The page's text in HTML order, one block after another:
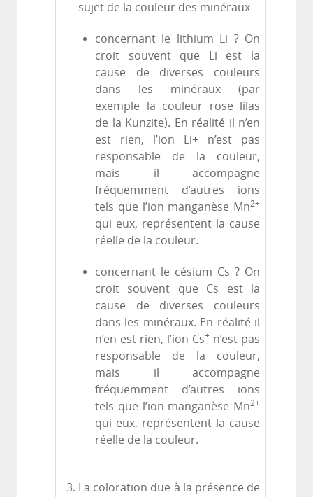
sujet de la couleur des minéraux
concernant le lithium Li ? On
croit souvent que Li est la
cause de diverses couleurs
dans les minéraux (par
exemple la couleur rose lilas
de la Kunzite). En réalité il n’en
est rien, l’ion Li+ n’est pas
responsable de la couleur,
mais il accompagne
fréquemment d’autres ions
tels que l’ion manganèse Mn2+
qui eux, représentent la cause
réelle de la couleur.
concernant le césium Cs ? On
croit souvent que Cs est la
cause de diverses couleurs
dans les minéraux. En réalité il
n’en est rien, l’ion Cs+ n’est pas
responsable de la couleur,
mais il accompagne
fréquemment d’autres ions
tels que l’ion manganèse Mn2+
qui eux, représentent la cause
réelle de la couleur.
La coloration due à la présence de